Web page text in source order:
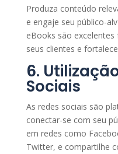
Produza conteúdo
e engaje seu público-
eBooks são
seus clientes e
6.
Sociais
As redes sociais são
conectar-se com seu
em redes como
Twitter, e compartilhe